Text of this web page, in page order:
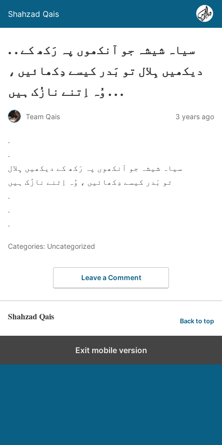
Shahzad Qais
. . سیاہ شیشہ جو آنکھوں پہ رَکھ کے
دیکھیں ہِلال تو بَدر کیسے دِکھائیں ،
وُہ اِتنے نازُک ہیں . . .
Team Qais 3 years ago
.
.
سیاہ شیشہ جو آنکھوں پہ رَکھ کے دیکھیں ہِلال
تو بَدر کیسے دِکھائیں ، وُہ اِتنے نازُک ہیں
.
.
.
Categories: Uncategorized
Leave a Comment
Shahzad Qais Back to top
Exit mobile version